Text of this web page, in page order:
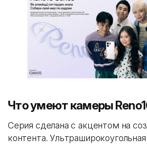
Что умеют камеры
Серия сделана с акцентом на
контента.